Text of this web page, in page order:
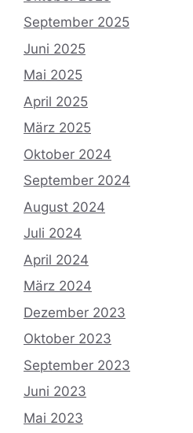
September 2025
Juni 2025
Mai 2025
April 2025
März 2025
Oktober 2024
September 2024
August 2024
Juli 2024
April 2024
März 2024
Dezember 2023
Oktober 2023
September 2023
Juni 2023
Mai 2023